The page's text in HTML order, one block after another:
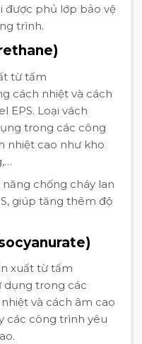
được phủ lớp bảo vệ
trình.
từ tấm
cách nhiệt và cách
EPS. Loại vách
trong các công
nhiệt cao như kho
chống cháy lan
giúp tăng thêm độ
xuất từ tấm
dụng trong các
và cách âm cao
các công trình yêu